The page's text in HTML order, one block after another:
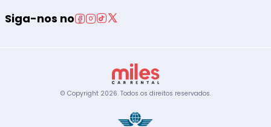
Siga-nos no
© Copyright 2026. Todos os direitos reservados.